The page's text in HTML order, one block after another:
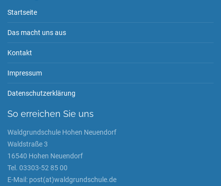
Startseite
Das macht uns aus
Kontakt
Impressum
Datenschutzerklärung
So erreichen Sie uns
Waldgrundschule Hohen Neuendorf
Waldstraße 3
16540 Hohen Neuendorf
Tel. 03303-52 85 00
E-Mail: post(at)waldgrundschule.de